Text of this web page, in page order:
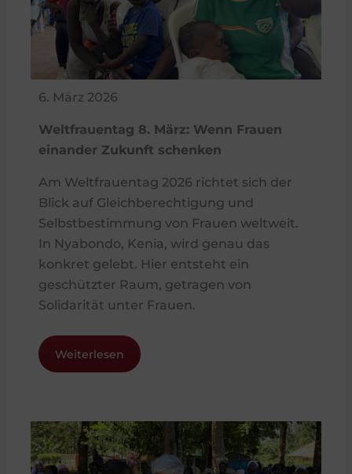
6. März 2026
Weltfrauentag 8. März: Wenn Frauen
einander Zukunft schenken
Am Weltfrauentag 2026 richtet sich der
Blick auf Gleichberechtigung und
Selbstbestimmung von Frauen weltweit.
In Nyabondo, Kenia, wird genau das
konkret gelebt. Hier entsteht ein
geschützter Raum, getragen von
Solidarität unter Frauen.
Weiterlesen